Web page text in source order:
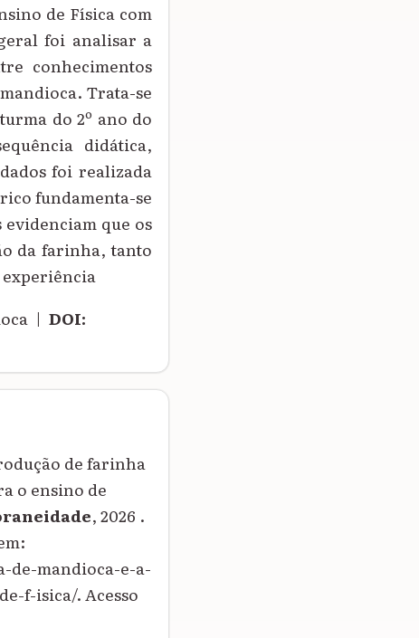
de Física com
foi analisar a
conhecimentos
Trata-se
do 2º ano do
didática,
foi realizada
fundamenta-se
que os
da farinha, tanto
experiência
| DOI:
de farinha
o ensino de
, 2026 .
de-mandioca-e-a-
f-isica/. Acesso